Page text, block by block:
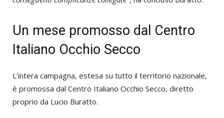
Un mese promosso dal Centro
Italiano Occhio Secco
L'intera campagna, estesa su tutto il territorio nazionale,
è promossa dal Centro Italiano Occhio Secco, diretto
proprio da Lucio Buratto.